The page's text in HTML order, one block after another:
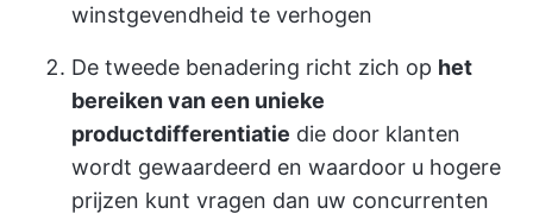
winstgevendheid te verhogen
De tweede benadering richt zich op het
bereiken van een unieke
productdifferentiatie die door klanten
wordt gewaardeerd en waardoor u hogere
prijzen kunt vragen dan uw concurrenten